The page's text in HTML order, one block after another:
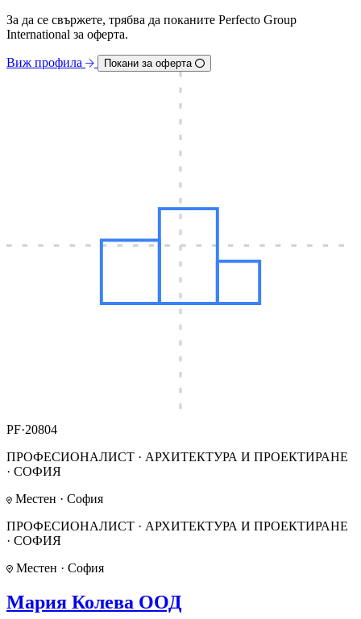
За да се свържете, трябва дa поканите Perfecto Group
International за оферта.
Виж профила Покани за оферта
PF·20804
ПРОФЕСИОНАЛИСТ · АРХИТЕКТУРА И ПРОЕКТИРАНЕ
· СОФИЯ
Местен · София
ПРОФЕСИОНАЛИСТ · АРХИТЕКТУРА И ПРОЕКТИРАНЕ
· СОФИЯ
Местен · София
Мария Колева ООД